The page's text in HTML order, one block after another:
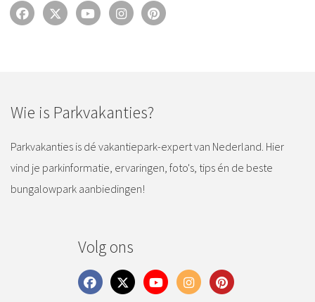
Wie is Parkvakanties?
Parkvakanties is dé vakantiepark-expert van Nederland. Hier
vind je parkinformatie, ervaringen, foto's, tips én de beste
bungalowpark aanbiedingen!
Volg ons